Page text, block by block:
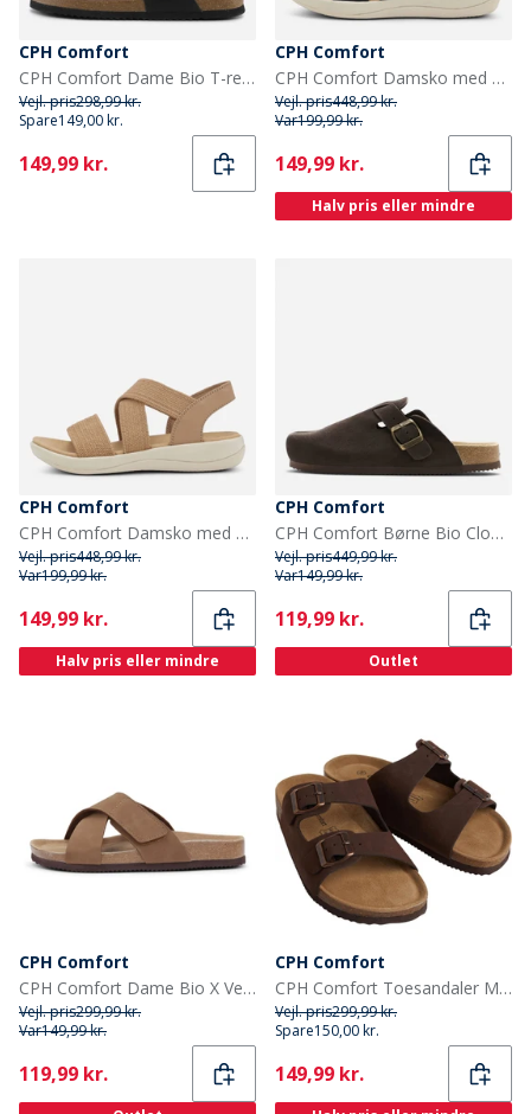
CPH Comfort
CPH Comfort Dame Bio T-rem sandaler Sort
Vejl. pris298,99 kr.
Spare149,00 kr.
Current
149,99 kr.
CPH Comfort
CPH Comfort Damsko med bred elastik Sort
Vejl. pris448,99 kr.
Var199,99 kr.
Current
149,99 kr.
Halv pris eller mindre
CPH Comfort
CPH Comfort Damsko med bred elastik Tan
Vejl. pris448,99 kr.
Var199,99 kr.
Current
149,99 kr.
Halv pris eller mindre
CPH Comfort
CPH Comfort Børne Bio Clogs Ruskind Sandaler Dark Brown
Vejl. pris449,99 kr.
Var149,99 kr.
Current
119,99 kr.
Outlet
CPH Comfort
CPH Comfort Dame Bio X Velcro Sandaler Brun
Vejl. pris299,99 kr.
Var149,99 kr.
Current
119,99 kr.
CPH Comfort
CPH Comfort Toesandaler Mørkebrun
Vejl. pris299,99 kr.
Spare150,00 kr.
Current
149,99 kr.